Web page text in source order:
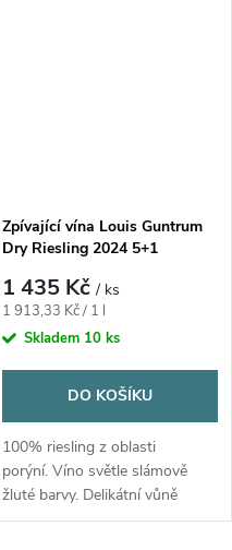
Zpívající vína Louis Guntrum
Dry Riesling 2024 5+1
1 435 Kč/ ks
Měrná
cena:
1 913,33 Kč / 1 l
Skladem 10 ks
DO KOŠÍKU
100% riesling z oblasti
porýní. Víno světle slámově
žluté barvy. Delikátní vůně
bílých broskví, meruněk a